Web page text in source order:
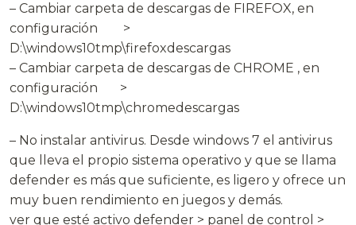
– Cambiar carpeta de descargas de FIREFOX, en
configuración >
D:\windows10tmp\firefoxdescargas
– Cambiar carpeta de descargas de CHROME , en
configuración >
D:\windows10tmp\chromedescargas
– No instalar antivirus. Desde windows 7 el antivirus
que lleva el propio sistema operativo y que se llama
defender es más que suficiente, es ligero y ofrece un
muy buen rendimiento en juegos y demás.
ver que esté activo defender > panel de control >